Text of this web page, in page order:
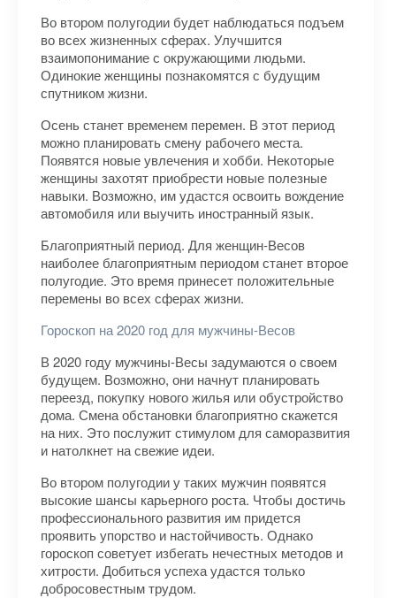
Во втором полугодии будет наблюдаться подъем
во всех жизненных сферах. Улучшится
взаимопонимание с окружающими людьми.
Одинокие женщины познакомятся с будущим
спутником жизни.
Осень станет временем перемен. В этот период
можно планировать смену рабочего места.
Появятся новые увлечения и хобби. Некоторые
женщины захотят приобрести новые полезные
навыки. Возможно, им удастся освоить вождение
автомобиля или выучить иностранный язык.
Благоприятный период. Для женщин-Весов
наиболее благоприятным периодом станет второе
полугодие. Это время принесет положительные
перемены во всех сферах жизни.
Гороскоп на 2020 год для мужчины-Весов
В 2020 году мужчины-Весы задумаются о своем
будущем. Возможно, они начнут планировать
переезд, покупку нового жилья или обустройство
дома. Смена обстановки благоприятно скажется
на них. Это послужит стимулом для саморазвития
и натолкнет на свежие идеи.
Во втором полугодии у таких мужчин появятся
высокие шансы карьерного роста. Чтобы достичь
профессионального развития им придется
проявить упорство и настойчивость. Однако
гороскоп советует избегать нечестных методов и
хитрости. Добиться успеха удастся только
добросовестным трудом.